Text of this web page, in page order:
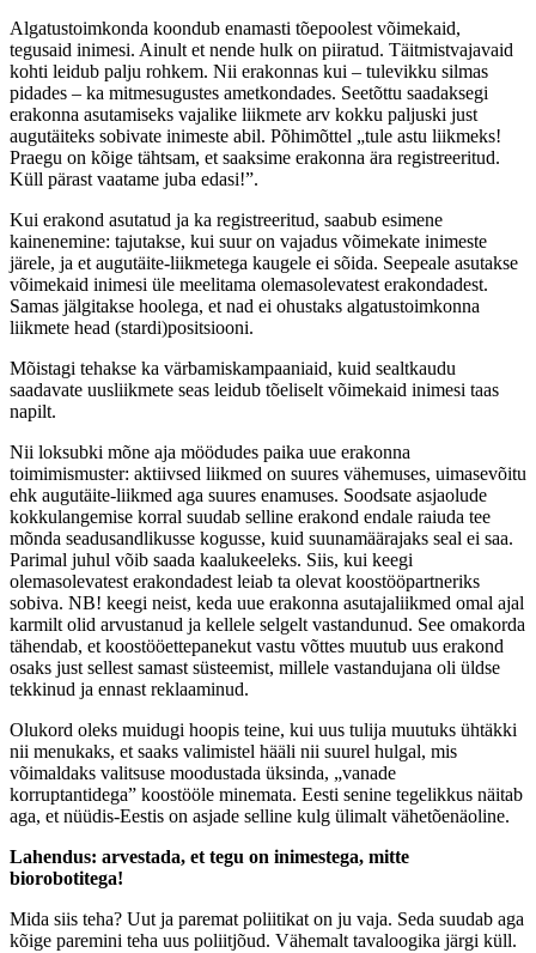
Algatustoimkonda koondub enamasti tõepoolest võimekaid,
tegusaid inimesi. Ainult et nende hulk on piiratud. Täitmistvajavaid
kohti leidub palju rohkem. Nii erakonnas kui – tulevikku silmas
pidades – ka mitmesugustes ametkondades. Seetõttu saadaksegi
erakonna asutamiseks vajalike liikmete arv kokku paljuski just
augutäiteks sobivate inimeste abil. Põhimõttel „tule astu liikmeks!
Praegu on kõige tähtsam, et saaksime erakonna ära registreeritud.
Küll pärast vaatame juba edasi!”.
Kui erakond asutatud ja ka registreeritud, saabub esimene
kainenemine: tajutakse, kui suur on vajadus võimekate inimeste
järele, ja et augutäite-liikmetega kaugele ei sõida. Seepeale asutakse
võimekaid inimesi üle meelitama olemasolevatest erakondadest.
Samas jälgitakse hoolega, et nad ei ohustaks algatustoimkonna
liikmete head (stardi)positsiooni.
Mõistagi tehakse ka värbamiskampaaniaid, kuid sealtkaudu
saadavate uusliikmete seas leidub tõeliselt võimekaid inimesi taas
napilt.
Nii loksubki mõne aja möödudes paika uue erakonna
toimimismuster: aktiivsed liikmed on suures vähemuses, uimasevõitu
ehk augutäite-liikmed aga suures enamuses. Soodsate asjaolude
kokkulangemise korral suudab selline erakond endale raiuda tee
mõnda seadusandlikusse kogusse, kuid suunamäärajaks seal ei saa.
Parimal juhul võib saada kaalukeeleks. Siis, kui keegi
olemasolevatest erakondadest leiab ta olevat koostööpartneriks
sobiva. NB! keegi neist, keda uue erakonna asutajaliikmed omal ajal
karmilt olid arvustanud ja kellele selgelt vastandunud. See omakorda
tähendab, et koostööettepanekut vastu võttes muutub uus erakond
osaks just sellest samast süsteemist, millele vastandujana oli üldse
tekkinud ja ennast reklaaminud.
Olukord oleks muidugi hoopis teine, kui uus tulija muutuks ühtäkki
nii menukaks, et saaks valimistel hääli nii suurel hulgal, mis
võimaldaks valitsuse moodustada üksinda, „vanade
korruptantidega” koostööle minemata. Eesti senine tegelikkus näitab
aga, et nüüdis-Eestis on asjade selline kulg ülimalt vähetõenäoline.
Lahendus: arvestada, et tegu on inimestega, mitte
biorobotitega!
Mida siis teha? Uut ja paremat poliitikat on ju vaja. Seda suudab aga
kõige paremini teha uus poliitjõud. Vähemalt tavaloogika järgi küll.